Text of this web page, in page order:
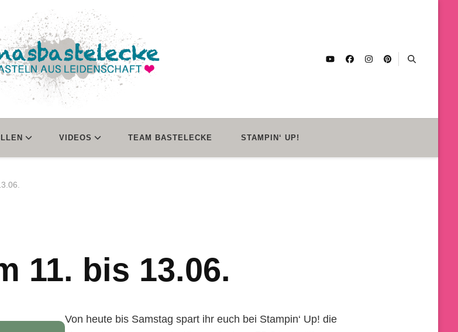
Basteln aus Leidenschaft
VIDEOS TEAM BASTELECKE STAMPIN‘ UP!
11. bis 13.06.
Von heute bis Samstag spart ihr euch bei Stampin‘ Up! die